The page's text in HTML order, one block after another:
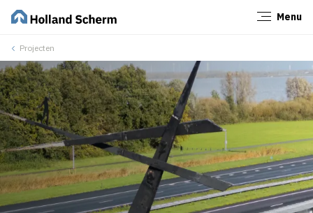
Menu
Projecten
Sluiten